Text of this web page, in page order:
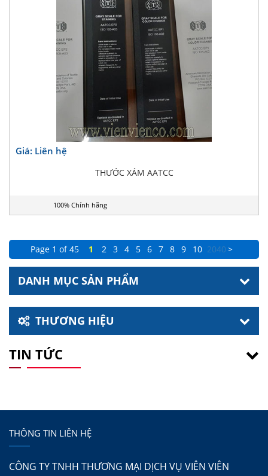
Giá: Liên hệ
THƯỚC XÁM AATCC
100% Chính hãng
Page 1 of 45 1 2 3 4 5 6 7 8 9 10 2040 >
DANH MỤC SẢN PHẨM
THƯƠNG HIỆU
TIN TỨC
THÔNG TIN LIÊN HỆ
CÔNG TY TNHH THƯƠNG MẠI DỊCH VỤ VIÊN VIÊN